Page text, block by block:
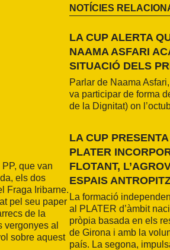
que van
els dos
Fraga Iribarne.
pel seu paper
de la
vergonyes al
sobre aquest
NOTÍCIES
LA CUP ALERTA
NAAMA ASFARI
SITUACIÓ DELS
Parlar de Naama
va participar de forma
de la Dignitat) on
LA CUP
PLATER
FLOTANT,
ESPAIS
La formació
al PLATER d’àmbit
pròpia basada en els
de Girona i amb la
país. La segona,